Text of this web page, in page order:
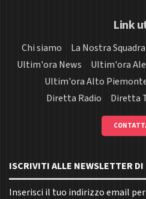
Link
Chi siamo La Nostra Squadra
Ultim'ora News
Ultim'ora
Ultim'ora Alto
Diretta Radio
Diretta
ISCRIVITI ALLE NEWSLETTER DI
Inserisci il tuo indirizzo email